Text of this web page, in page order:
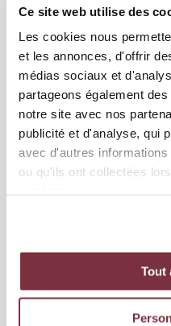
Ce site web utilise des
Les cookies nous
et les annonces, d'offrir
médias sociaux et
partageons également
notre site avec nos
publicité et d'analyse, qui
avec d'autres
ou qu'ils ont collectées
Tout